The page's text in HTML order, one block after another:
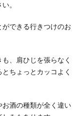
。
できる行きつけのお
、肩ひじを張らなく
ちょっとカッコよく
酒の種類が全く違い